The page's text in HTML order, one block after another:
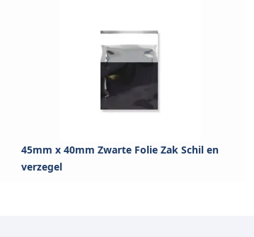
45mm x 40mm Zwarte Folie Zak Schil en
verzegel